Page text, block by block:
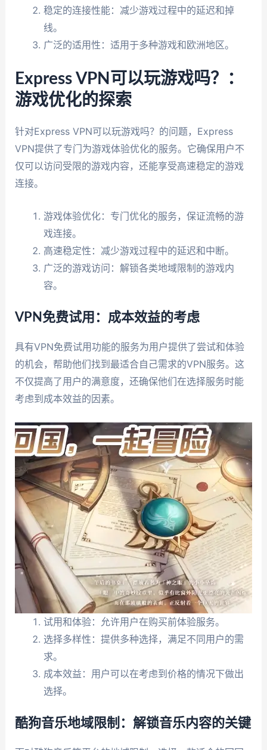
稳定的连接性能：减少游戏过程中的延迟和掉
线。
广泛的适用性：适用于多种游戏和欧洲地区。
Express VPN可以玩游戏吗？：
游戏优化的探索
针对Express VPN可以玩游戏吗？的问题，Express
VPN提供了专门为游戏体验优化的服务。它确保用户不
仅可以访问受限的游戏内容，还能享受高速稳定的游戏
连接。
游戏体验优化：专门优化的服务，保证流畅的游
戏连接。
高速稳定性：减少游戏过程中的延迟和中断。
广泛的游戏访问：解锁各类地域限制的游戏内
容。
VPN免费试用：成本效益的考虑
具有VPN免费试用功能的服务为用户提供了尝试和体验
的机会，帮助他们找到最适合自己需求的VPN服务。这
不仅提高了用户的满意度，还确保他们在选择服务时能
考虑到成本效益的因素。
试用和体验：允许用户在购买前体验服务。
选择多样性：提供多种选择，满足不同用户的需
求。
成本效益：用户可以在考虑到价格的情况下做出
选择。
酷狗音乐地域限制：解锁音乐内容的关键